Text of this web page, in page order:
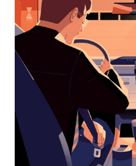
een
datum
te
selecteren.
Druk
Escape
agenda
te
sluiten.